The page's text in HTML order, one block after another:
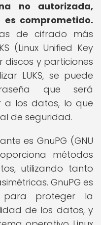
no autorizada,
es comprometido.
de cifrado más
(Linux Unified Key
discos y particiones
LUKS, se puede
que será
a los datos, lo que
de seguridad.
es GnuPG (GNU
métodos
utilizando tanto
GnuPG es
para proteger la
de los datos, y